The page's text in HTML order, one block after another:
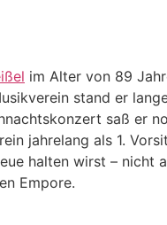
im Alter von 89
stand er
saß er
jahrelang als 1.
halten wirst –
Empore.